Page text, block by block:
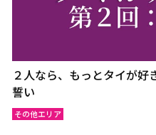
２人なら、もっとタイが好
誓い
その他エリア